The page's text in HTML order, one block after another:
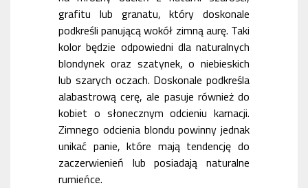
grafitu lub granatu, który doskonale
podkreśli panującą wokół zimną aurę. Taki
kolor będzie odpowiedni dla naturalnych
blondynek oraz szatynek, o niebieskich
lub szarych oczach. Doskonale podkreśla
alabastrową cerę, ale pasuje również do
kobiet o słonecznym odcieniu karnacji.
Zimnego odcienia blondu powinny jednak
unikać panie, które mają tendencję do
zaczerwienień lub posiadają naturalne
rumieńce.